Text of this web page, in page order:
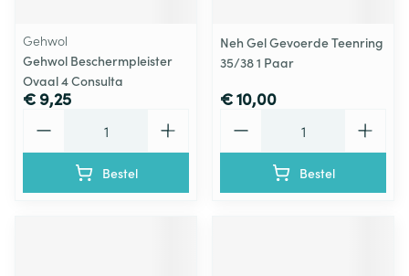
Gehwol
Gehwol Beschermpleister
Ovaal 4 Consulta
€ 9,25
Bestel
Neh Gel Gevoerde Teenring
35/38 1 Paar
€ 10,00
Bestel